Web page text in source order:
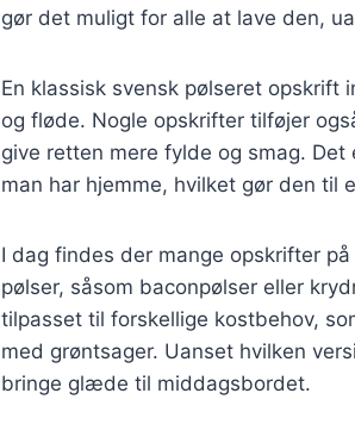
gør det muligt for alle at lave den,
En klassisk svensk pølseret opskrift
og fløde. Nogle opskrifter tilføjer
give retten mere fylde og smag.
man har hjemme, hvilket gør den til
I dag findes der mange opskrifter
pølser, såsom baconpølser eller
tilpasset til forskellige kostbehov,
med grøntsager. Uanset hvilken
bringe glæde til middagsbordet.